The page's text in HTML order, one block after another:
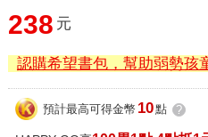
238 元
認購希望書包，幫助弱勢孩
預計最高可得金幣 10點 ?